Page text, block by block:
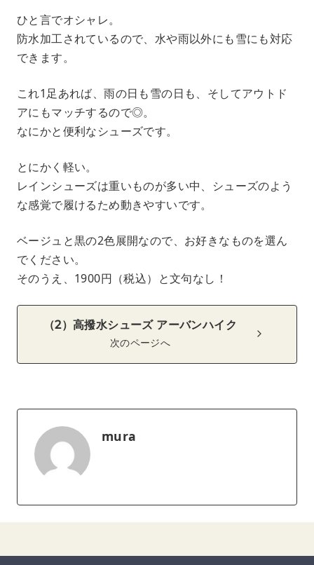
ひと言でオシャレ。
防水加工されているので、水や雨以外にも雪にも対応
できます。
これ1足あれば、雨の日も雪の日も、そしてアウトド
アにもマッチするので◎。
なにかと便利なシューズです。
とにかく軽い。
レインシューズは重いものが多い中、シューズのよう
な感覚で履けるため動きやすいです。
ベージュと黒の2色展開なので、お好きなものを選ん
でください。
そのうえ、1900円（税込）と文句なし！
（2）高撥水シューズ アーバンハイク
次のページへ
mura